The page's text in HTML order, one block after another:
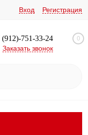
Вход Регистрация
(912)-751-33-24
Заказать звонок
0